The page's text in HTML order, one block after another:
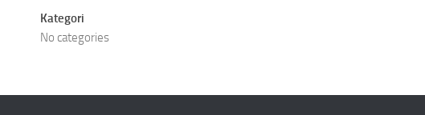
Kategori
No categories